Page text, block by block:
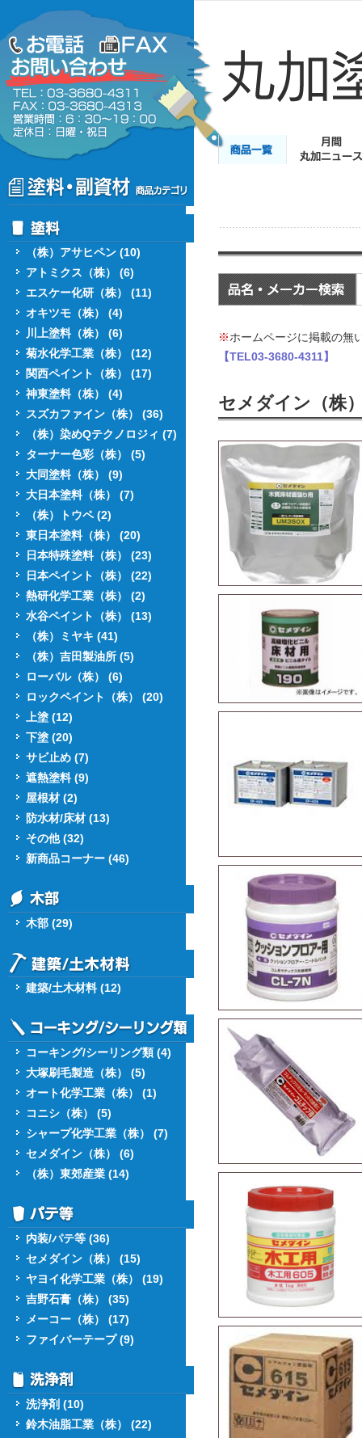
※ホームページに掲載の無
【TEL03-3680-4311】
セメダイン（株
（株）アサヒペン (10)
アトミクス（株） (6)
エスケー化研（株） (11)
オキツモ（株） (4)
川上塗料（株） (6)
菊水化学工業（株） (12)
関西ペイント（株） (17)
神東塗料（株） (4)
スズカファイン（株） (36)
（株）染めQテクノロジィ (7)
ターナー色彩（株） (5)
大同塗料（株） (9)
大日本塗料（株） (7)
（株）トウペ (2)
東日本塗料（株） (20)
日本特殊塗料（株） (23)
日本ペイント（株） (22)
熱研化学工業（株） (2)
水谷ペイント（株） (13)
（株）ミヤキ (41)
（株）吉田製油所 (5)
ローバル（株） (6)
ロックペイント（株） (20)
上塗 (12)
下塗 (20)
サビ止め (7)
遮熱塗料 (9)
屋根材 (2)
防水材/床材 (13)
その他 (32)
新商品コーナー (46)
木部 (29)
建築/土木材料 (12)
コーキング/シーリング類 (4)
大塚刷毛製造（株） (5)
オート化学工業（株） (1)
コニシ（株） (5)
シャープ化学工業（株） (7)
セメダイン（株） (6)
（株）東郊産業 (14)
内装/パテ等 (36)
セメダイン（株） (15)
ヤヨイ化学工業（株） (19)
吉野石膏（株） (35)
メーコー（株） (17)
ファイバーテープ (9)
洗浄剤 (10)
鈴木油脂工業（株） (22)